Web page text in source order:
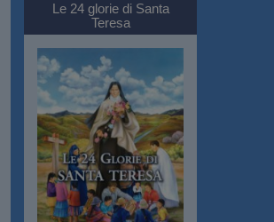
Le 24 glorie di Santa
Teresa